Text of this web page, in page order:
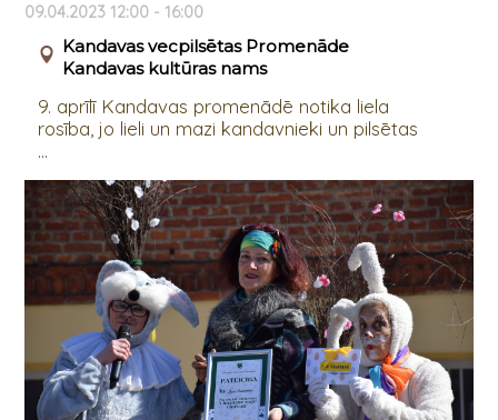
09.04.2023 12:00 - 16:00
Kandavas vecpilsētas Promenāde
Kandavas kultūras nams
9. aprīlī Kandavas promenādē notika liela
rosība, jo lieli un mazi kandavnieki un pilsētas
...